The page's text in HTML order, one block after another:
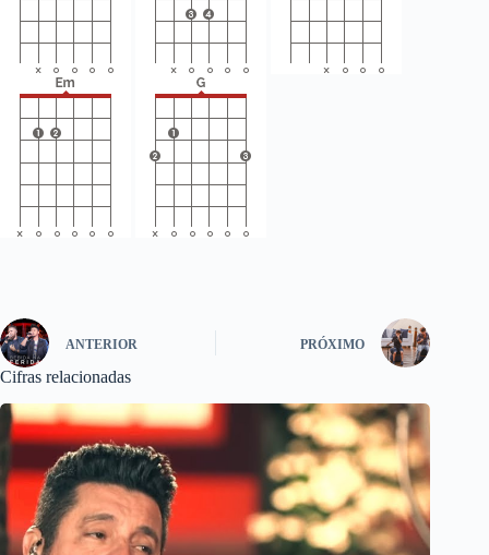
ANTERIOR PRÓXIMO
Cifras relacionadas